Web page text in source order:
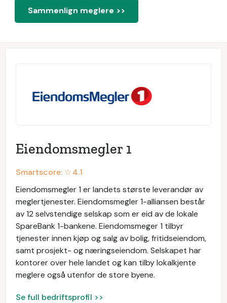
Sammenlign meglere >>
Eiendomsmegler 1
Smartscore: ☆4.1
Eiendomsmegler 1 er landets største leverandør av
meglertjenester. Eiendomsmegler 1-alliansen består
av 12 selvstendige selskap som er eid av de lokale
SpareBank 1-bankene. Eiendomsmeger 1 tilbyr
tjenester innen kjøp og salg av bolig, fritidseiendom,
samt prosjekt- og næringseiendom. Selskapet har
kontorer over hele landet og kan tilby lokalkjente
meglere også utenfor de store byene.
Se full bedriftsprofil >>